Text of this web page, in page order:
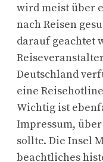
wird meist über
nach Reisen
darauf geachtet
Deutschland
eine
Wichtig ist
Impressum,
sollte. Die Insel
beachtliches